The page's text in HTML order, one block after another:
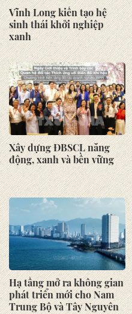
Vĩnh Long kiến tạo hệ
sinh thái khởi nghiệp
xanh
Xây dựng ĐBSCL năng
động, xanh và bền vững
Hạ tầng mở ra không gian
phát triển mới cho Nam
Trung Bộ và Tây Nguyên